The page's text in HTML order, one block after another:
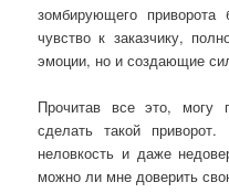
зомбирующего
чувство к заказчику,
эмоции, но и создающие
Прочитав все это, могу
сделать такой приворот.
неловкость и даже
можно ли мне доверить